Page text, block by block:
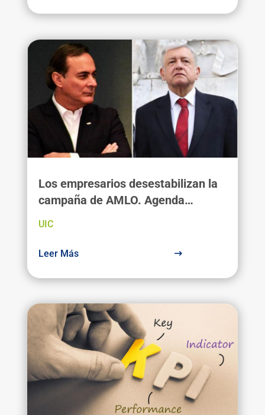
Los empresarios desestabilizan la
campaña de AMLO. Agenda
Mediática. México 2018
UIC
Leer Más